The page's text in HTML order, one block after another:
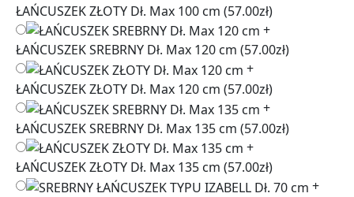
ŁAŃCUSZEK ZŁOTY Dł. Max 100 cm (57.00zł)
+
ŁAŃCUSZEK SREBRNY Dł. Max 120 cm (57.00zł)
+
ŁAŃCUSZEK ZŁOTY Dł. Max 120 cm (57.00zł)
+
ŁAŃCUSZEK SREBRNY Dł. Max 135 cm (57.00zł)
+
ŁAŃCUSZEK ZŁOTY Dł. Max 135 cm (57.00zł)
+